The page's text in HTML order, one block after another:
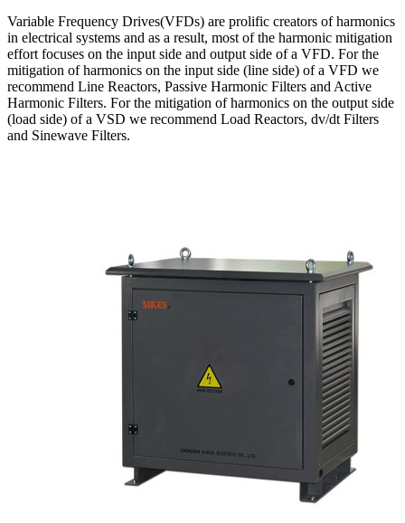
Variable Frequency Drives(VFDs) are prolific creators of harmonics
in electrical systems and as a result, most of the harmonic mitigation
effort focuses on the input side and output side of a VFD. For the
mitigation of harmonics on the input side (line side) of a VFD we
recommend Line Reactors, Passive Harmonic Filters and Active
Harmonic Filters. For the mitigation of harmonics on the output side
(load side) of a VSD we recommend Load Reactors, dv/dt Filters
and Sinewave Filters.